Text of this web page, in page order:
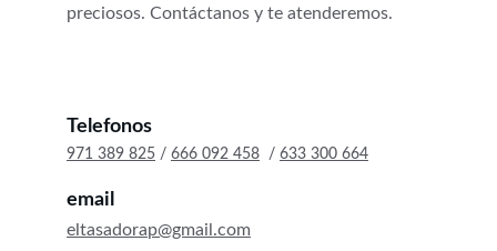
preciosos. Contáctanos y te atenderemos.
Telefonos
971 389 825 / 666 092 458
  /
633 300 664
email
eltasadorap@gmail.com